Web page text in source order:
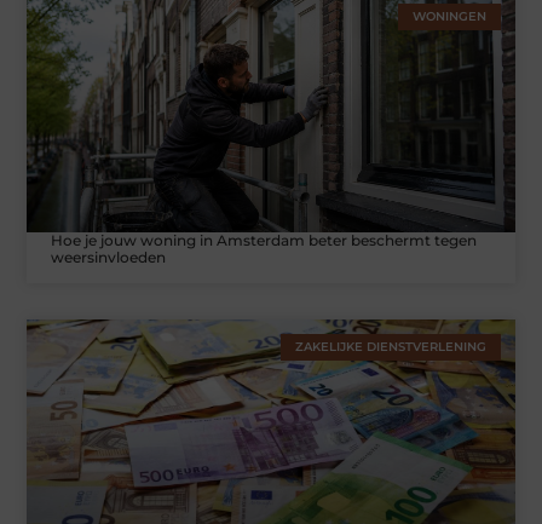
WONINGEN
Hoe je jouw woning in Amsterdam beter beschermt tegen
weersinvloeden
ZAKELIJKE DIENSTVERLENING